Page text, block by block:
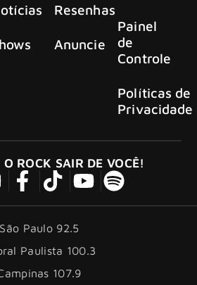
Resenhas
Anuncie
Painel
de
Controle
Políticas de
Privacidade
ROCK SAIR DE VOCÊ!
São Paulo 92.5
Paulista 100.3
107.9